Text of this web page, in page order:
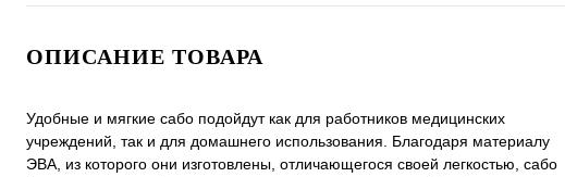
ОПИСАНИЕ ТОВАРА
Удобные и мягкие сабо подойдут как для работников медицинских
учреждений, так и для домашнего использования. Благодаря материалу
ЭВА, из которого они изготовлены, отличающегося своей легкостью, сабо